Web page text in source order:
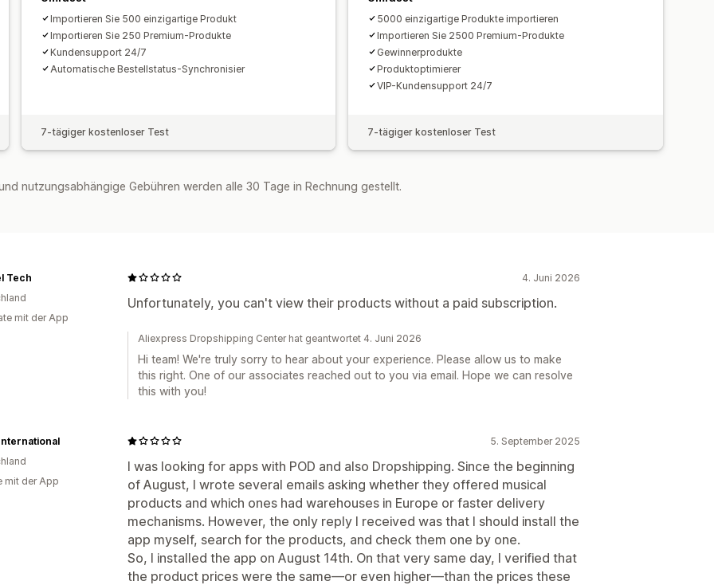
Importieren Sie 500 einzigartige Produkt
Importieren Sie 250 Premium-Produkte
Kundensupport 24/7
Automatische Bestellstatus-Synchronisier
7-tägiger kostenloser Test
5000 einzigartige Produkte importieren
Importieren Sie 2500 Premium-Produkte
Gewinnerprodukte
Produktoptimierer
VIP-Kundensupport 24/7
7-tägiger kostenloser Test
nutzungsabhängige Gebühren werden alle 30 Tage in Rechnung gestellt.
4. Juni 2026
Unfortunately, you can't view their products without a paid subscription.
Tech
mit der App
Aliexpress Dropshipping Center hat geantwortet 4. Juni 2026
Hi team! We're truly sorry to hear about your experience. Please allow us to make
this right. One of our associates reached out to you via email. Hope we can resolve
this with you!
5. September 2025
I was looking for apps with POD and also Dropshipping. Since the beginning
of August, I wrote several emails asking whether they offered musical
products and which ones had warehouses in Europe or faster delivery
mechanisms. However, the only reply I received was that I should install the
app myself, search for the products, and check them one by one.
So, I installed the app on August 14th. On that very same day, I verified that
the product prices were the same—or even higher—than the prices these
mit der App